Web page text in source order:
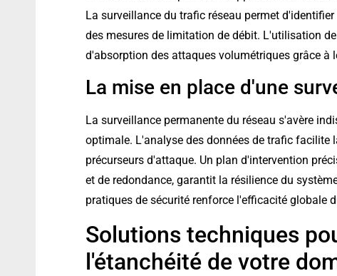
La surveillance du trafic réseau permet
des mesures de limitation de débit. L'utilisation
d'absorption des attaques volumétriques grâce à
La mise en place d'une
La surveillance permanente du réseau s'avère
optimale. L'analyse des données de trafic facilite
précurseurs d'attaque. Un plan d'intervention
et de redondance, garantit la résilience du
pratiques de sécurité renforce l'efficacité globale
Solutions techniques
l'étanchéité de votre